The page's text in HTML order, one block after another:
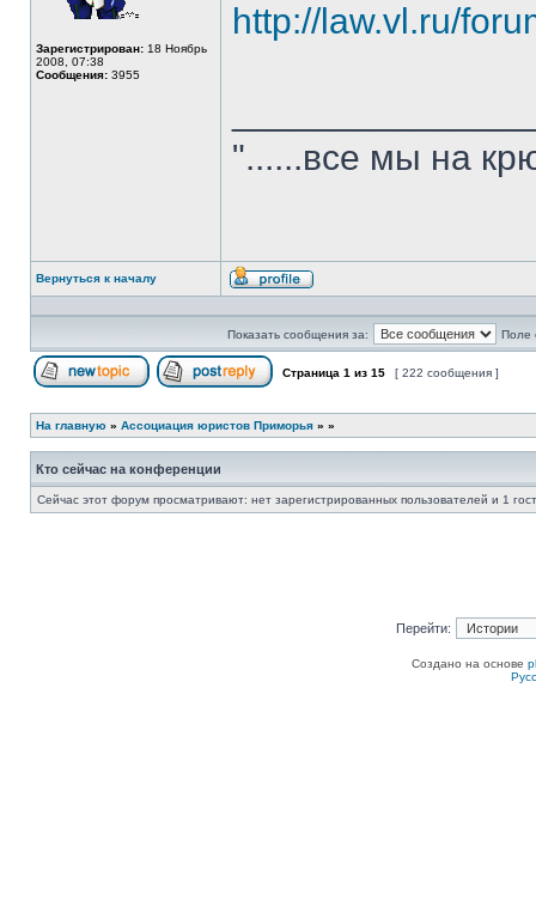
Зарегистрирован: 18 Ноябрь
2008, 07:38
Сообщения: 3955
http://law.vl.ru/
"......все мы на
Вернуться к началу
Профиль
Показать сообщения за: Поле
Страница 1 из 15 [ 222 сообщения ]
На главную » Ассоциация юристов Приморья » »
Кто сейчас на конференции
Сейчас этот форум просматривают: нет зарегистрированных пользователей и 1
Перейти:
Создано на основе